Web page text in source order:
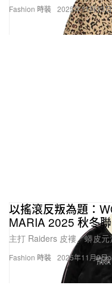
Fashion 時裝 2025年11月13日
Fashion 時裝
以搖滾反叛為題：
MARIA 2025 秋冬
主打 Raiders 皮褸、蟒皮元
2025年11月9日